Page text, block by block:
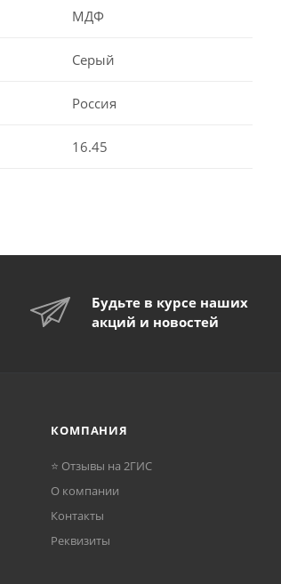
МДФ
Серый
Россия
16.45
Будьте в курсе наших
акций и новостей
КОМПАНИЯ
⭐ Отзывы на 2ГИС
О компании
Контакты
Реквизиты